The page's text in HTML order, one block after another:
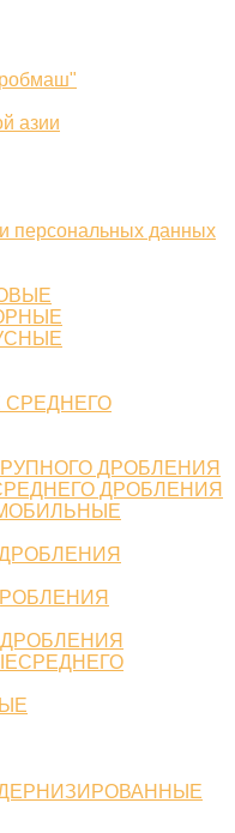
азии
персональных данных
ДРОБЛЕНИЯ
ДРОБЛЕНИЯ